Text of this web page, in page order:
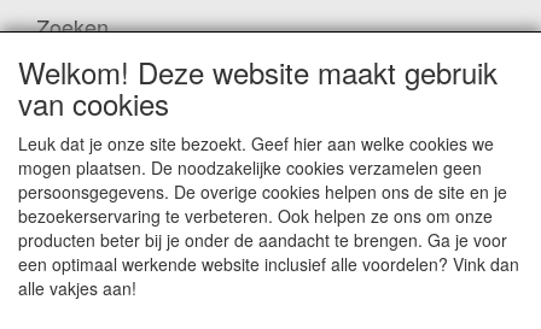
Zoeken
Waar ben je naar op zoek?
Winkelwagen
Welkom! Deze website maakt gebruik
van cookies
Leuk dat je onze site bezoekt. Geef hier aan welke cookies we
mogen plaatsen. De noodzakelijke cookies verzamelen geen
persoonsgegevens. De overige cookies helpen ons de site en je
bezoekerservaring te verbeteren. Ook helpen ze ons om onze
producten beter bij je onder de aandacht te brengen. Ga je voor
een optimaal werkende website inclusief alle voordelen? Vink dan
alle vakjes aan!